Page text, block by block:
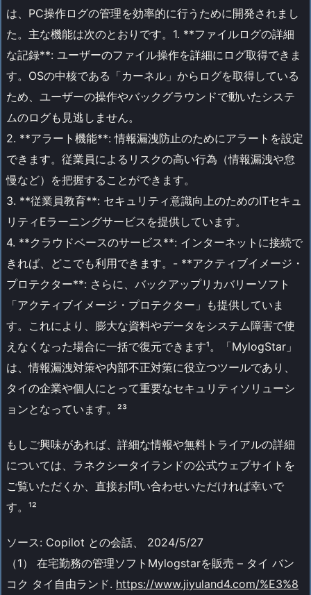
は、PC操作ログの管理を効率的に行うために開発されまし
た。主な機能は次のとおりです。1. **ファイルログの詳細
な記録**: ユーザーのファイル操作を詳細にログ取得できま
す。OSの中核である「カーネル」からログを取得している
ため、ユーザーの操作やバックグラウンドで動いたシステ
ムのログも見逃しません。
2. **アラート機能**: 情報漏洩防止のためにアラートを設定
できます。従業員によるリスクの高い行為（情報漏洩や怠
慢など）を把握することができます。
3. **従業員教育**: セキュリティ意識向上のためのITセキュ
リティEラーニングサービスを提供しています。
4. **クラウドベースのサービス**: インターネットに接続で
きれば、どこでも利用できます。- **アクティブイメージ・
プロテクター**: さらに、バックアップリカバリーソフト
「アクティブイメージ・プロテクター」も提供していま
す。これにより、膨大な資料やデータをシステム障害で使
えなくなった場合に一括で復元できます¹。「MylogStar」
は、情報漏洩対策や内部不正対策に役立つツールであり、
タイの企業や個人にとって重要なセキュリティソリューシ
ョンとなっています。²³
もしご興味があれば、詳細な情報や無料トライアルの詳細
については、ラネクシータイランドの公式ウェブサイトを
ご覧いただくか、直接お問い合わせいただければ幸いで
す。¹²
ソース: Copilot との会話、 2024/5/27
（1） 在宅勤務の管理ソフトMylogstarを販売 – タイ バン
コク タイ自由ランド. https://www.jiyuland4.com/%E3%8